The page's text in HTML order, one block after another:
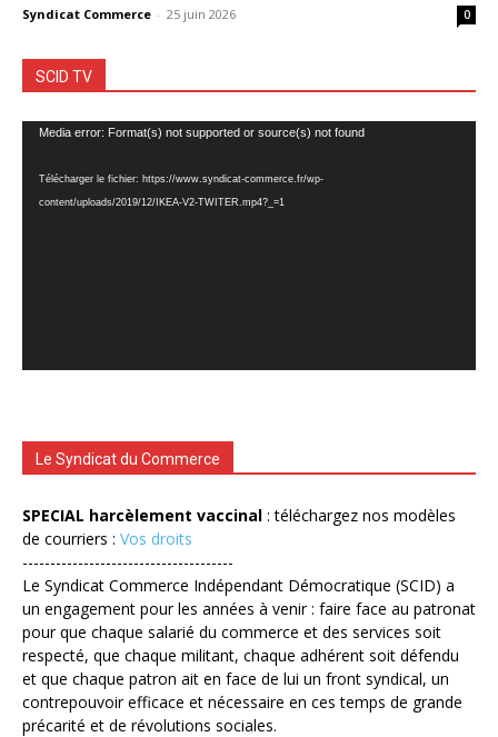
Syndicat Commerce - 25 juin 2026 0
SCID TV
Lecteur
Media error: Format(s) not supported or source(s) not found
Télécharger le fichier: https://www.syndicat-commerce.fr/wp-
content/uploads/2019/12/IKEA-V2-TWITER.mp4?_=1
Le Syndicat du Commerce
SPECIAL harcèlement vaccinal : téléchargez nos modèles
de courriers : Vos droits
--------------------------------------
Le Syndicat Commerce Indépendant Démocratique (SCID) a
un engagement pour les années à venir : faire face au patronat
pour que chaque salarié du commerce et des services soit
respecté, que chaque militant, chaque adhérent soit défendu
et que chaque patron ait en face de lui un front syndical, un
contrepouvoir efficace et nécessaire en ces temps de grande
précarité et de révolutions sociales.